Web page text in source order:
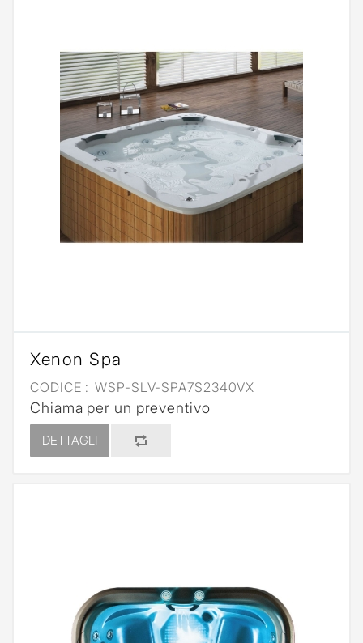
Xenon Spa
CODICE : WSP-SLV-SPA7S2340VX
Chiama per un preventivo
DETTAGLI